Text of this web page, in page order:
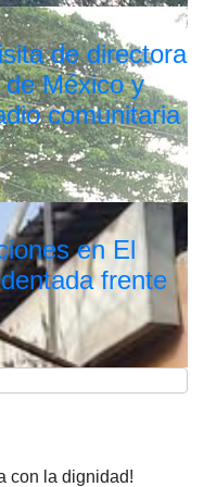
de directora
México y
comunitaria
en El
frente
con la dignidad!